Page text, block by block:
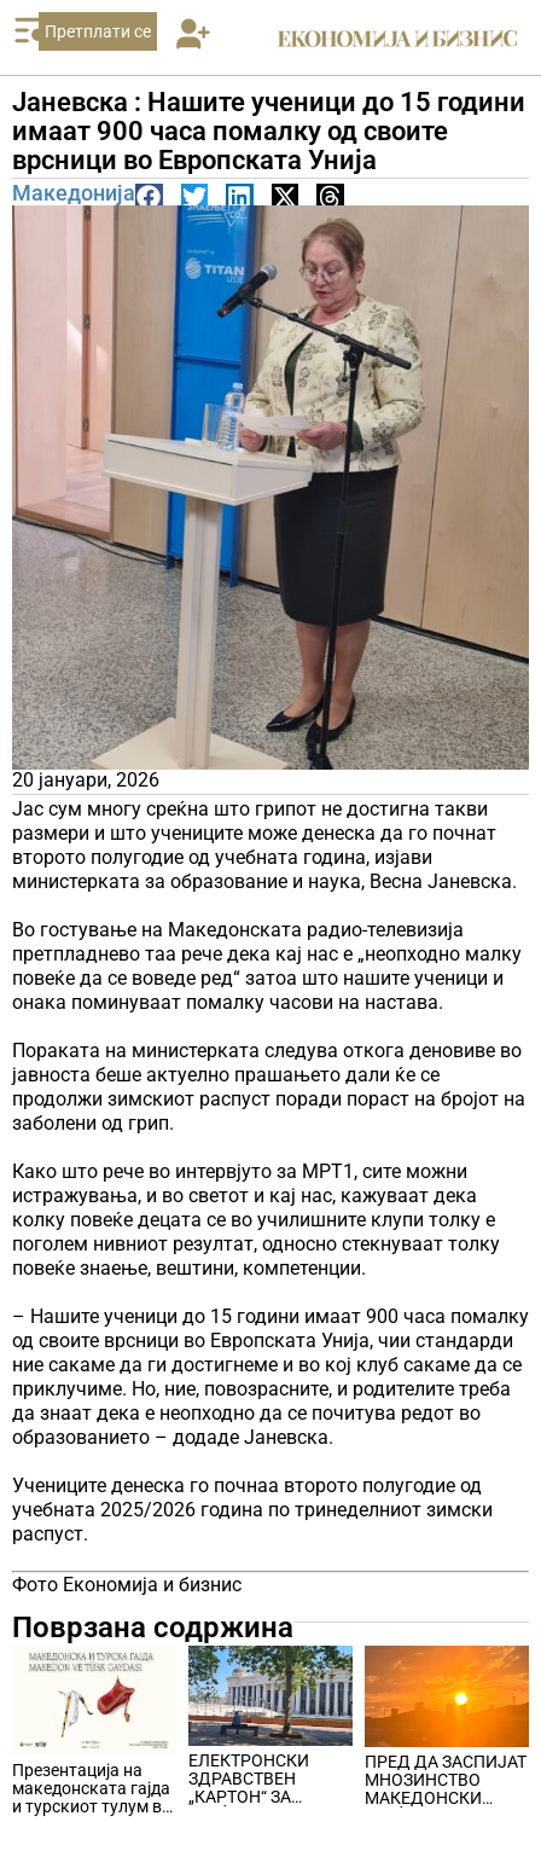
Претплати се
Јаневска : Нашите ученици до 15 години
имаат 900 часа помалку од своите
врсници во Европската Унија
Македонија
20 јануари, 2026
Јас сум многу среќна што грипот не достигна такви
размери и што учениците може денеска да го почнат
второто полугодие од учебната година, изјави
министерката за образование и наука, Весна Јаневска.
Во гостување на Македонската радио-телевизија
претпладнево таа рече дека кај нас е „неопходно малку
повеќе да се воведе ред“ затоа што нашите ученици и
онака поминуваат помалку часови на настава.
Пораката на министерката следува откога деновиве во
јавноста беше актуелно прашањето дали ќе се
продолжи зимскиот распуст поради пораст на бројот на
заболени од грип.
Како што рече во интервјуто за МРТ1, сите можни
истражувања, и во светот и кај нас, кажуваат дека
колку повеќе децата се во училишните клупи толку е
поголем нивниот резултат, односно стекнуваат толку
повеќе знаење, вештини, компетенции.
– Нашите ученици до 15 години имаат 900 часа помалку
од своите врсници во Европската Унија, чии стандарди
ние сакаме да ги достигнеме и во кој клуб сакаме да се
приклучиме. Но, ние, повозрасните, и родителите треба
да знаат дека е неопходно да се почитува редот во
образованието – додаде Јаневска.
Учениците денеска го почнаа второто полугодие од
учебната 2025/2026 година по тринеделниот зимски
распуст.
Фото Економија и бизнис
Поврзана содржина
Презентација на
македонската гајда
и турскиот тулум во
ЕЛЕКТРОНСКИ
ЗДРАВСТВЕН
„КАРТОН“ ЗА
ПРЕД ДА ЗАСПИЈАТ
МНОЗИНСТВО
МАКЕДОНСКИ